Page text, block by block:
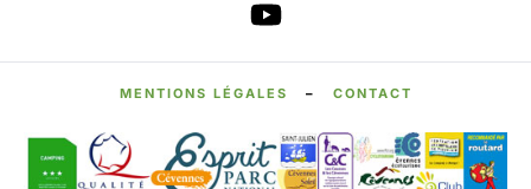
MENTIONS LÉGALES – CONTACT